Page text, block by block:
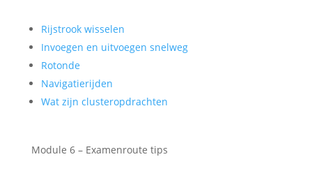
Rijstrook wisselen
Invoegen en uitvoegen snelweg
Rotonde
Navigatierijden
Wat zijn clusteropdrachten
Module 6 – Examenroute tips